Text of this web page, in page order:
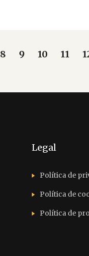
8 9 10 11
Legal
Política de
Política de
Política de